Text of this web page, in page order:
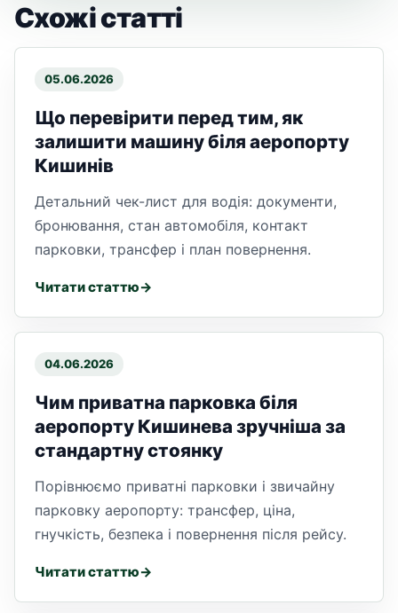
Схожі статті
05.06.2026
Що перевірити перед тим, як
залишити машину біля аеропорту
Кишинів
Детальний чек-лист для водія: документи,
бронювання, стан автомобіля, контакт
парковки, трансфер і план повернення.
Читати статтю
04.06.2026
Чим приватна парковка біля
аеропорту Кишинева зручніша за
стандартну стоянку
Порівнюємо приватні парковки і звичайну
парковку аеропорту: трансфер, ціна,
гнучкість, безпека і повернення після рейсу.
Читати статтю